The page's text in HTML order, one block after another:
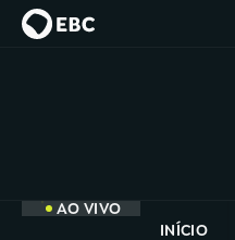
AO VIVO
INÍCIO